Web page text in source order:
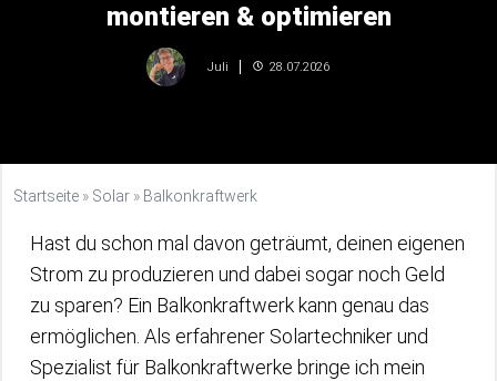
montieren & optimieren
Juli 28.07.2026
Startseite » Solar » Balkonkraftwerk
Hast du schon mal davon geträumt, deinen eigenen
Strom zu produzieren und dabei sogar noch Geld
zu sparen? Ein Balkonkraftwerk kann genau das
ermöglichen. Als erfahrener Solartechniker und
Spezialist für Balkonkraftwerke bringe ich mein